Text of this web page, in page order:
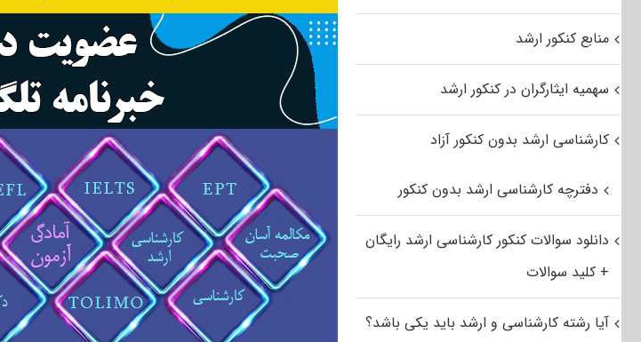
منابع کنکور ارشد
سهمیه ایثارگران در کنکور ارشد
کارشناسی ارشد بدون کنکور آزاد
دفترچه کارشناسی ارشد بدون کنکور
دانلود سوالات کنکور کارشناسی ارشد رایگان
+ کلید سوالات
آیا رشته کارشناسی و ارشد باید یکی باشد؟